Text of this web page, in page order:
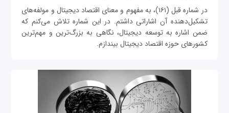
در شماره قبل (۱۶۱)، به مفهوم و معنای اقتصاد دیجیتال و مولفه‌های
تشکیل‌دهنده آن اشاراتی داشتم. در این شماره تلاش می‌کنم که
ضمن اشاره به توسعه دیجیتال، نگاهی به بزرگ‌ترین و مهم‌ترین
کشورهای حوزه اقتصاد دیجیتال بیندازم.